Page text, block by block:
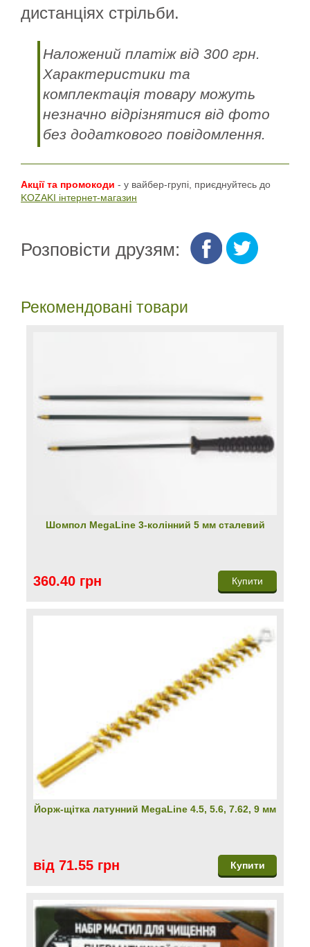
дистанціях стрільби.
Наложений платіж від 300 грн.
Характеристики та
комплектація товару можуть
незначно відрізнятися від фото
без додаткового повідомлення.
Акції та промокоди - у вайбер-групі, приєднуйтесь до
KOZAKI інтернет-магазин
Розповісти друзям:
Рекомендовані товари
Шомпол MegaLine 3-колінний 5 мм сталевий
360.40 грн Купити
Йорж-щітка латунний MegaLine 4.5, 5.6, 7.62, 9 мм
від 71.55 грн Купити